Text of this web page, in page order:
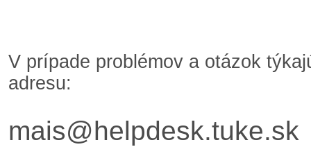
V prípade problémov a otázok
adresu:
mais@helpdesk.tuke.sk